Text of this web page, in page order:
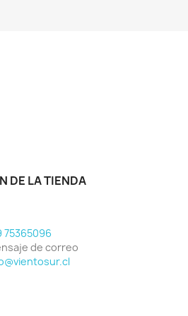
DE LA TIENDA
75365096
de correo